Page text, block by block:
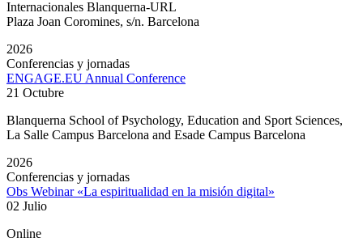
Internacionales Blanquerna-URL
Plaza Joan Coromines, s/n. Barcelona
2026
Conferencias y jornadas
ENGAGE.EU Annual Conference
21 Octubre
Blanquerna School of Psychology, Education and Sport Sciences,
La Salle Campus Barcelona and Esade Campus Barcelona
2026
Conferencias y jornadas
Obs Webinar «La espiritualidad en la misión digital»
02 Julio
Online